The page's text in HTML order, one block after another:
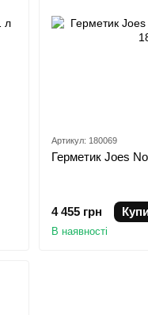
Артикул: 180069
Герметик Joes
4 455 грн
В наявності